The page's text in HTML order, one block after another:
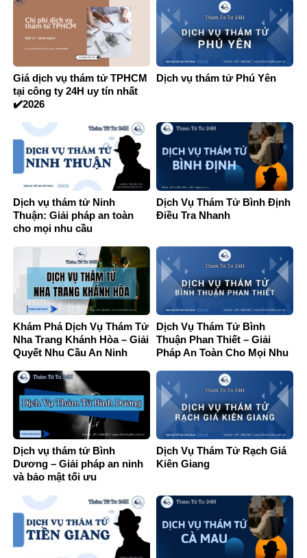
Giá dịch vụ thám tử TPHCM
tại công ty 24H uy tín nhất
✔️2026
Dịch vụ thám tử Phú Yên
Dịch vụ thám tử Ninh
Thuận: Giải pháp an toàn
cho mọi nhu cầu
Dịch Vụ Thám Tử Bình Định
Điều Tra Nhanh
Khám Phá Dịch Vụ Thám Tử
Nha Trang Khánh Hòa – Giải
Quyết Nhu Cầu An Ninh
Dịch Vụ Thám Tử Bình
Thuận Phan Thiết – Giải
Pháp An Toàn Cho Mọi Nhu
Dịch vụ thám tử Bình
Dương – Giải pháp an ninh
và bảo mật tối ưu
Dịch Vụ Thám Tử Rạch Giá
Kiên Giang